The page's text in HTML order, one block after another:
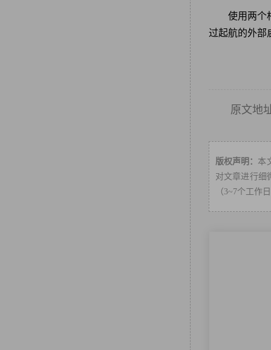
使用两个
过起航的外部
原文地
版权声明： 本
对文章进行细
（3~7个工作